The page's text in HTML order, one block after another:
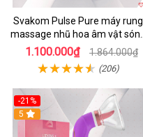
Svakom Pulse Pure máy rung
massage nhũ hoa âm vật sóng
âm
1.100.000₫ 1.864.000₫
(206)
-21%
5